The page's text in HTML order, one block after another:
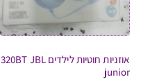
אוזניות חוטיות לילדים 320BT JBL
junior